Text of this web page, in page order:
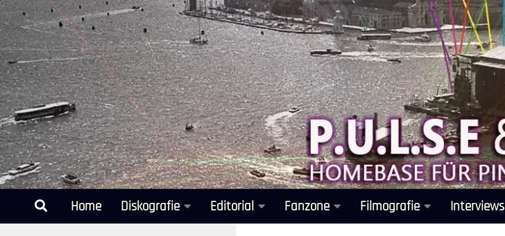
Unter dem Inhalt
Home Diskografie Editorial Fanzone Filmografie Interviews